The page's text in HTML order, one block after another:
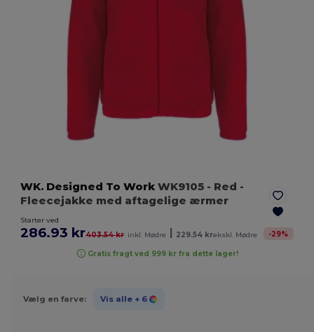
WK. Designed To Work WK9105 - Red -
Fleecejakke med aftagelige ærmer
Starter ved
286.93 kr403.54 kr inkl. Mødre 229.54 krekskl. Mødre -29%
Gratis fragt ved 999 kr fra dette lager!
Vælg en farve: Vis alle + 6